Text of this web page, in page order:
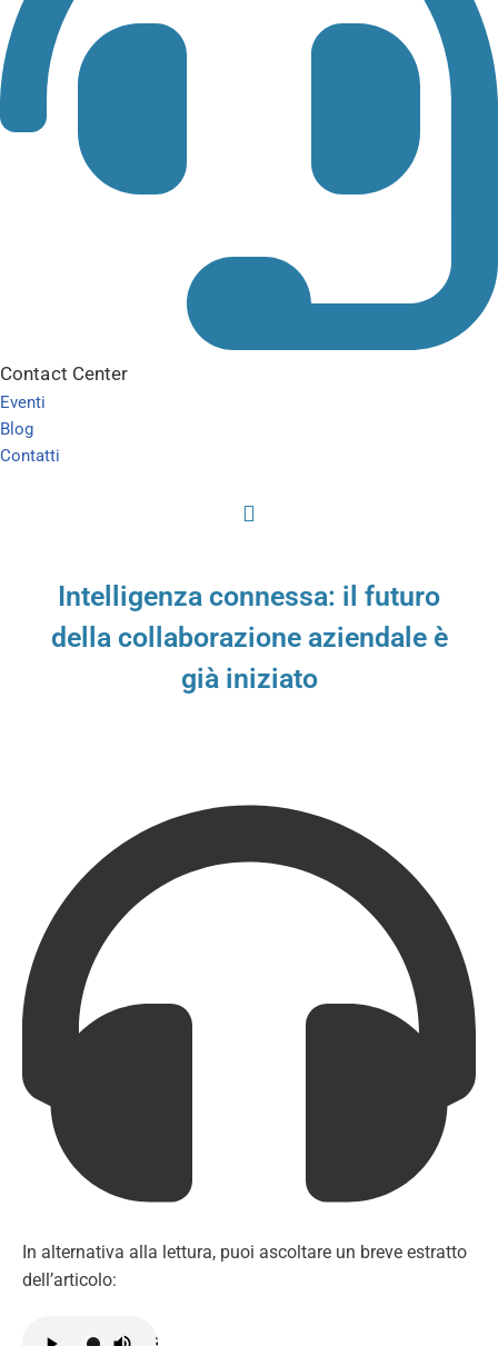
Contact Center
Eventi
Blog
Contatti
Intelligenza connessa: il futuro
della collaborazione aziendale è
già iniziato
In alternativa alla lettura, puoi ascoltare un breve estratto
dell’articolo: